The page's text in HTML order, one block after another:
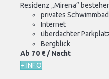
Residenz „Mirena“
privates Schwimmbad
Internet
überdachter
Bergblick
Ab 70 € / Nacht
+ INFO